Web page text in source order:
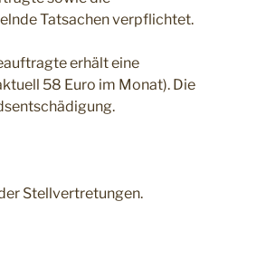
Tatsachen verpflichtet.
erhält eine
58 Euro im Monat). Die
Stellvertretungen.